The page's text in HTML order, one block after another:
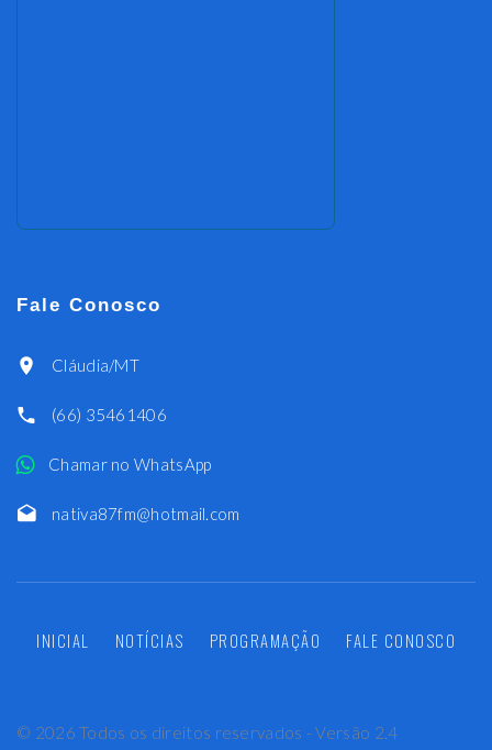
Fale Conosco
Cláudia/MT
(66) 35461406
Chamar no WhatsApp
nativa87fm@hotmail.com
INICIAL NOTÍCIAS PROGRAMAÇÃO FALE CONOSCO
© 2026 Todos os direitos reservados - Versão 2.4